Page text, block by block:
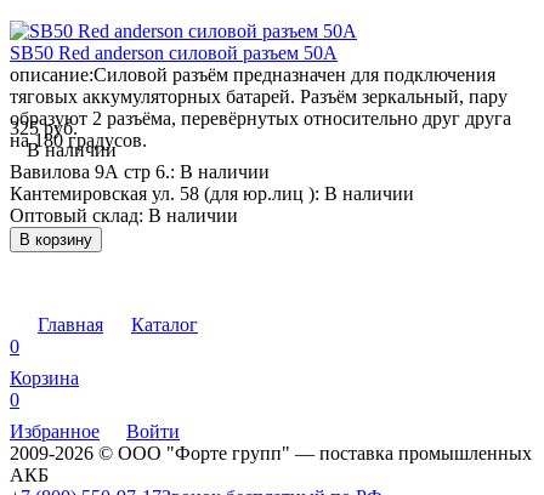
SB50 Red anderson силовой разъем 50А
описание:Силовой разъём предназначен для подключения
тяговых аккумуляторных батарей. Разъём зеркальный, пару
образуют 2 разъёма, перевёрнутых относительно друг друга
на 180 градусов.
325 руб.
В наличии
Вавилова 9А стр 6.: В наличии
Кантемировская ул. 58 (для юр.лиц ): В наличии
Оптовый склад: В наличии
В корзину
Главная
Каталог
0
Корзина
0
Избранное
Войти
2009-2026 © ООО "Форте групп" — поставка промышленных
АКБ